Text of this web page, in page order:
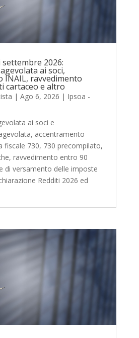
settembre 2026:
ai soci,
INAIL, ravvedimento
cartaceo e altro
| Ago 6, 2026 | Ipsoa -
ai soci e
accentramento
fiscale 730, 730 precompilato,
ravvedimento entro 90
di versamento delle imposte
Redditi 2026 ed